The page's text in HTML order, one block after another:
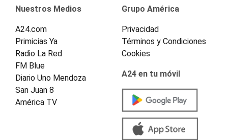
Nuestros Medios
A24.com
Primicias Ya
Radio La Red
FM Blue
Diario Uno Mendoza
San Juan 8
América TV
Grupo América
Privacidad
Términos y Condiciones
Cookies
A24 en tu móvil